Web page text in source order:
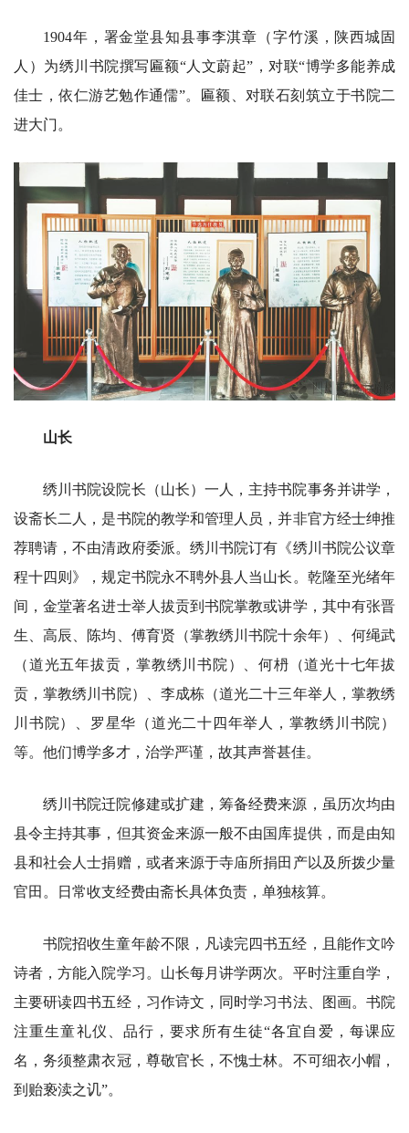
1904年，署金堂县知县事李淇章（字竹溪，陕西城固
人）为绣川书院撰写匾额“人文蔚起”，对联“博学多能养成
佳士，依仁游艺勉作通儒”。匾额、对联石刻筑立于书院二
进大门。
山长
绣川书院设院长（山长）一人，主持书院事务并讲学，
设斋长二人，是书院的教学和管理人员，并非官方经士绅推
荐聘请，不由清政府委派。绣川书院订有《绣川书院公议章
程十四则》，规定书院永不聘外县人当山长。乾隆至光绪年
间，金堂著名进士举人拔贡到书院掌教或讲学，其中有张晋
生、高辰、陈均、傅育贤（掌教绣川书院十余年）、何绳武
（道光五年拔贡，掌教绣川书院）、何枬（道光十七年拔
贡，掌教绣川书院）、李成栋（道光二十三年举人，掌教绣
川书院）、罗星华（道光二十四年举人，掌教绣川书院）
等。他们博学多才，治学严谨，故其声誉甚佳。
绣川书院迁院修建或扩建，筹备经费来源，虽历次均由
县令主持其事，但其资金来源一般不由国库提供，而是由知
县和社会人士捐赠，或者来源于寺庙所捐田产以及所拨少量
官田。日常收支经费由斋长具体负责，单独核算。
书院招收生童年龄不限，凡读完四书五经，且能作文吟
诗者，方能入院学习。山长每月讲学两次。平时注重自学，
主要研读四书五经，习作诗文，同时学习书法、图画。书院
注重生童礼仪、品行，要求所有生徒“各宜自爱，每课应
名，务须整肃衣冠，尊敬官长，不愧士林。不可细衣小帽，
到贻亵渎之讥”。